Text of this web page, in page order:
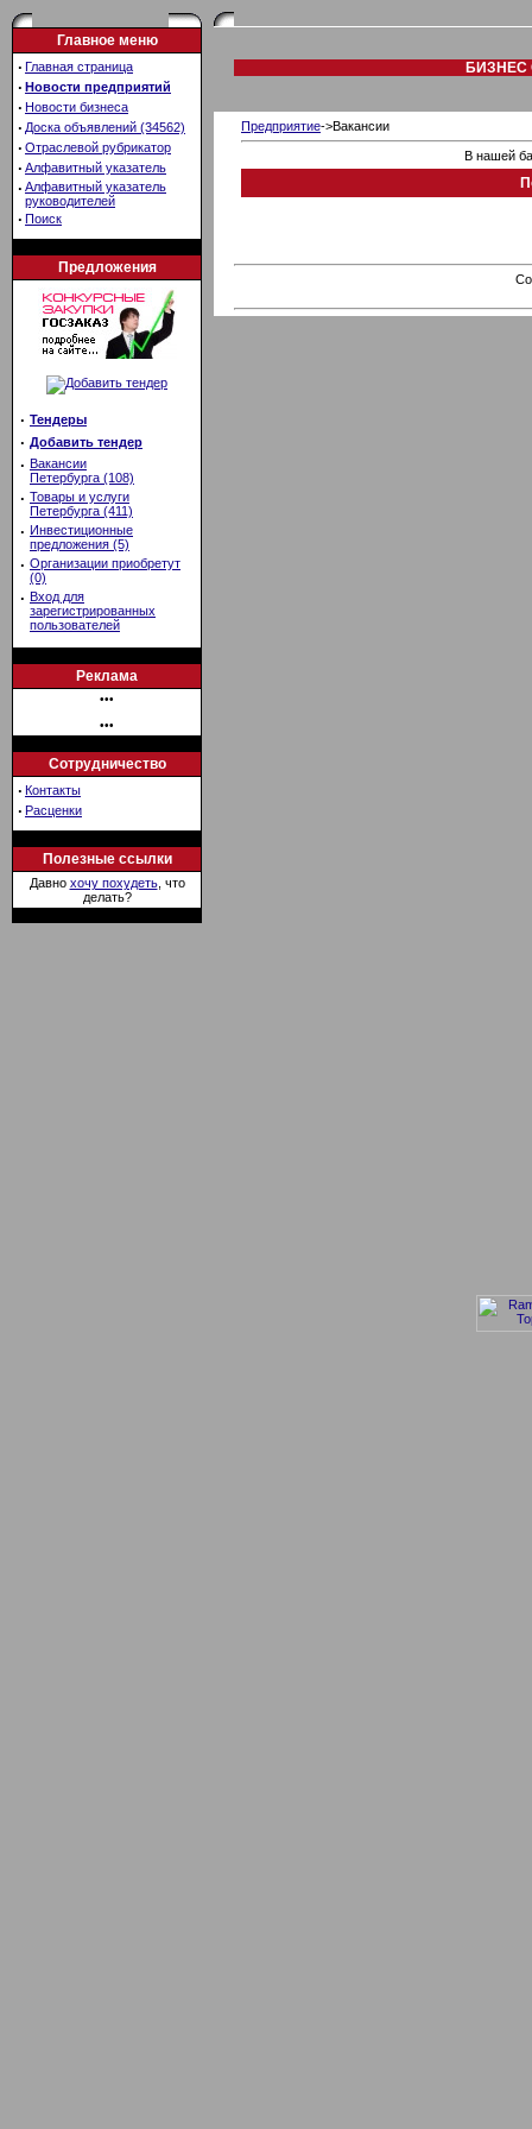
Главное меню
· Главная страница
· Новости предприятий
· Новости бизнеса
· Доска объявлений (34562)
· Отраслевой рубрикатор
· Алфавитный указатель
· Алфавитный указатель
руководителей
· Поиск
Предложения
· Тендеры
· Добавить тендер
· Вакансии
Петербурга (108)
· Товары и услуги
Петербурга (411)
· Инвестиционные
предложения (5)
· Организации приобретут
(0)
· Вход для
зарегистрированных
пользователей
Реклама
•••
•••
Сотрудничество
· Контакты
· Расценки
Полезные ссылки
Давно хочу похудеть, что
делать?
БИЗНЕС
Предприятие->Вакансии
В нашей